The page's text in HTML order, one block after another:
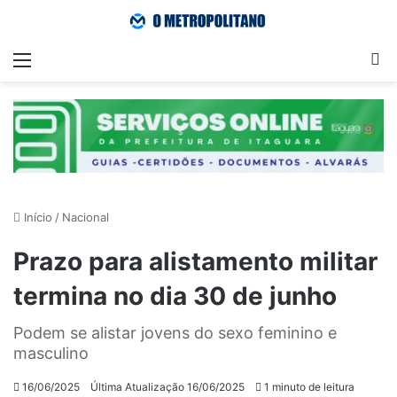
Menu
Início / Nacional
Prazo para alistamento militar
termina no dia 30 de junho
Podem se alistar jovens do sexo feminino e
masculino
16/06/2025 Última Atualização 16/06/2025 1 minuto de leitura